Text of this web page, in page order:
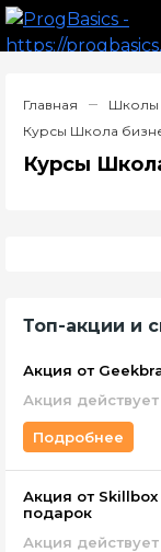
Главная Школы
Курсы Школа
Курсы
Топ-акции и
Акция от
Акция
Подробнее
Акция от
подарок
Акция